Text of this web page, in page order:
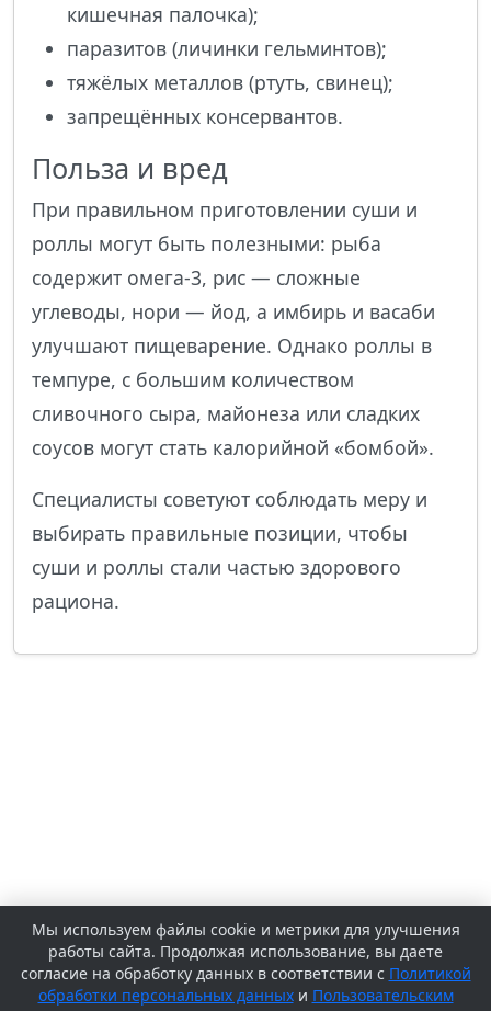
кишечная палочка);
паразитов (личинки гельминтов);
тяжёлых металлов (ртуть, свинец);
запрещённых консервантов.
Польза и вред
При правильном приготовлении суши и
роллы могут быть полезными: рыба
содержит омега-3, рис — сложные
углеводы, нори — йод, а имбирь и васаби
улучшают пищеварение. Однако роллы в
темпуре, с большим количеством
сливочного сыра, майонеза или сладких
соусов могут стать калорийной «бомбой».
Специалисты советуют соблюдать меру и
выбирать правильные позиции, чтобы
суши и роллы стали частью здорового
рациона.
Мы используем файлы cookie и метрики для улучшения
работы сайта. Продолжая использование, вы даете
согласие на обработку данных в соответствии с Политикой
обработки персональных данныхи Пользовательским